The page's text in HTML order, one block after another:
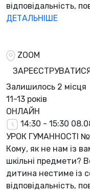
відповідальність,
ДЕТАЛЬНІШЕ
ZOOM
Залишилось 2 місця
11-13 років
ОНЛАЙН
14:30 - 15:30
УРОК ГУМАННОСТІ
Кому, як не нам із
шкільні предмети?
дитина нестиме із
відповідальність,